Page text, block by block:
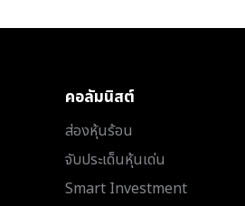
คอลัมนิสต์
ส่องหุ้นร้อน
จับประเด็นหุ้นเด่น
Smart Investment